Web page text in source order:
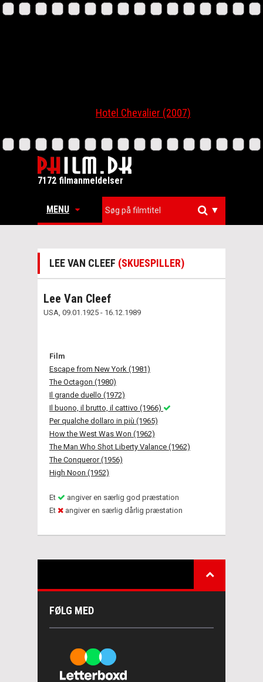
Hotel Chevalier (2007)
7172 filmanmeldelser
MENU ▼
LEE VAN CLEEF (SKUESPILLER)
Lee Van Cleef
USA, 09.01.1925 - 16.12.1989
Film
Escape from New York (1981)
The Octagon (1980)
Il grande duello (1972)
Il buono, il brutto, il cattivo (1966)
Per qualche dollaro in più (1965)
How the West Was Won (1962)
The Man Who Shot Liberty Valance (1962)
The Conqueror (1956)
High Noon (1952)
Et
angiver en særlig god præstation
Et
angiver en særlig dårlig præstation
FØLG MED